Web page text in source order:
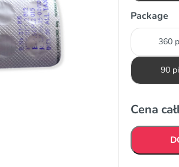
Package
360
90
Cena